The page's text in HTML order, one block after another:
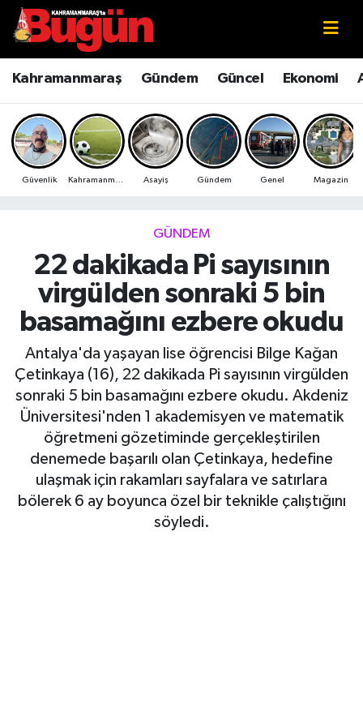
Kahramanmaraş Gündem Güncel Ekonomi
Güvenlik Asayiş Gündem Genel Magazin
GÜNDEM
22 dakikada Pi sayısının
virgülden sonraki 5 bin
basamağını ezbere okudu
Antalya'da yaşayan lise öğrencisi Bilge Kağan
Çetinkaya (16), 22 dakikada Pi sayısının virgülden
sonraki 5 bin basamağını ezbere okudu. Akdeniz
Üniversitesi'nden 1 akademisyen ve matematik
öğretmeni gözetiminde gerçekleştirilen
denemede başarılı olan Çetinkaya, hedefine
ulaşmak için rakamları sayfalara ve satırlara
bölerek 6 ay boyunca özel bir teknikle çalıştığını
söyledi.
Kahramanmaraş
Kahramanmaraş Sokak Röportajları
Bilim ve Teknoloji
Çevre
Ekonomi
Genel
Güncel
Haberde İnsan
Kültür Sanat
Magazin
Kahramanmaraş Nöbetçi Eczaneler
Kahramanmaraş Hava Durumu
Kahramanmaraş Namaz Vakitleri
Kahramanmaraş Trafik Yoğunluk Haritası
Süper Lig Puan Durumu ve Fikstür
Tüm Manşetler
Son Dakika Haberleri
Haber Arşivi